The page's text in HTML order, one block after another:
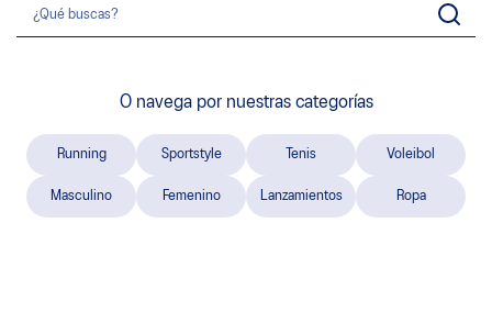
O navega por nuestras categorías
Running Sportstyle Tenis Voleibol
Masculino Femenino Lanzamientos Ropa